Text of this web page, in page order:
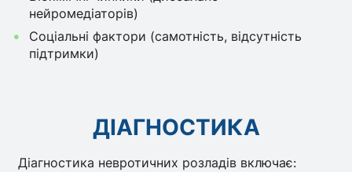
нейромедіаторів)
Соціальні фактори (самотність, відсутність
підтримки)
ДІАГНОСТИКА
Діагностика невротичних розладів включає: